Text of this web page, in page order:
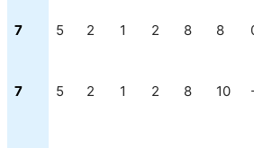
7 5 2 1 2 8 8
7 5 2 1 2 8 10